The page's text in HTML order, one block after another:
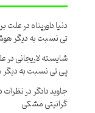
دنیا داورپناهدرعلت
تی نسبت به دیگر
شایسته لاریجانیدر
پی تی نسبت به
جاوید دادگردرنظرات
گرانیتی مشکی